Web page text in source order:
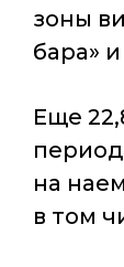
зоны
бара»
Еще
на
в том